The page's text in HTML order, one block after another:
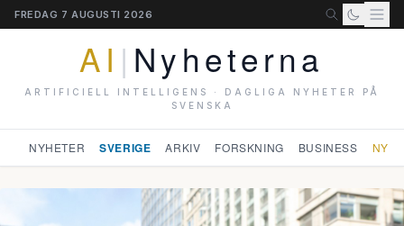
FREDAG 7 AUGUSTI 2026
AI | Nyheterna
ARTIFICIELL INTELLIGENS · DAGLIGA NYHETER PÅ
SVENSKA
NYHETER SVERIGE ARKIV FORSKNING BUSINESS